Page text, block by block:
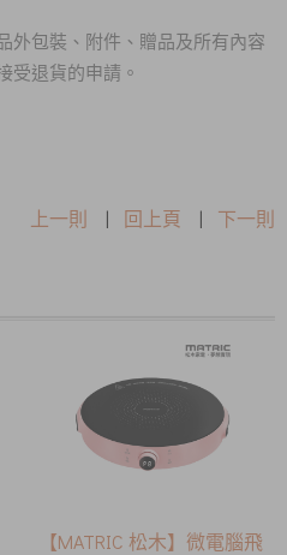
外包裝、附件、贈品及所有內容
受退貨的申請。
上一則 | 回上頁 | 下一則
【MATRIC 松木】微電腦飛